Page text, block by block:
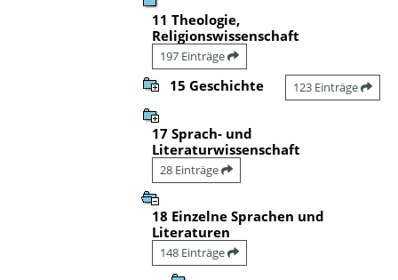
11 Theologie,
Religionswissenschaft
197 Einträge
15 Geschichte 123 Einträge
17 Sprach- und
Literaturwissenschaft
28 Einträge
18 Einzelne Sprachen und
Literaturen
148 Einträge